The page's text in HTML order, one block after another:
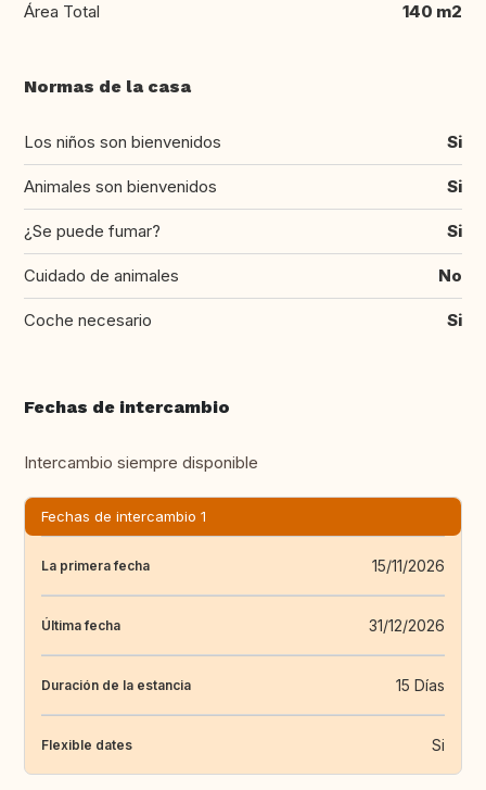
Área Total 140 m2
Normas de la casa
Los niños son bienvenidos Si
Animales son bienvenidos Si
¿Se puede fumar? Si
Cuidado de animales No
Coche necesario Si
Fechas de intercambio
Intercambio siempre disponible
Fechas de intercambio 1
La primera fecha 15/11/2026
Última fecha 31/12/2026
Duración de la estancia 15 Días
Flexible dates Si